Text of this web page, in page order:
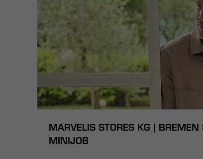
MARVELIS STORES KG |
MINIJOB